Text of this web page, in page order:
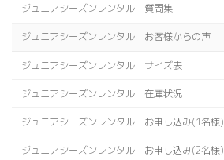
ジュニアシーズンレンタル・質問集
ジュニアシーズンレンタル・お客様からの声
ジュニアシーズンレンタル・サイズ表
ジュニアシーズンレンタル・在庫状況
ジュニアシーズンレンタル・お申し込み(1名様)
ジュニアシーズンレンタル・お申し込み(2名様)